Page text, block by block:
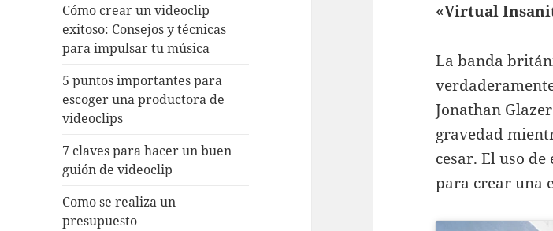
Cómo crear un videoclip
exitoso: Consejos y técnicas
para impulsar tu música
5 puntos importantes para
escoger una productora de
videoclips
7 claves para hacer un buen
guión de videoclip
Como se realiza un
presupuesto
«Virtual
La banda
Jonathan
gravedad
cesar. El uso
para crear una